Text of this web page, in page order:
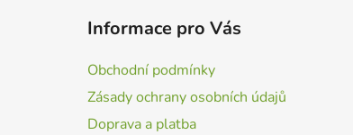
Informace pro Vás
Obchodní podmínky
Zásady ochrany osobních údajů
Doprava a platba